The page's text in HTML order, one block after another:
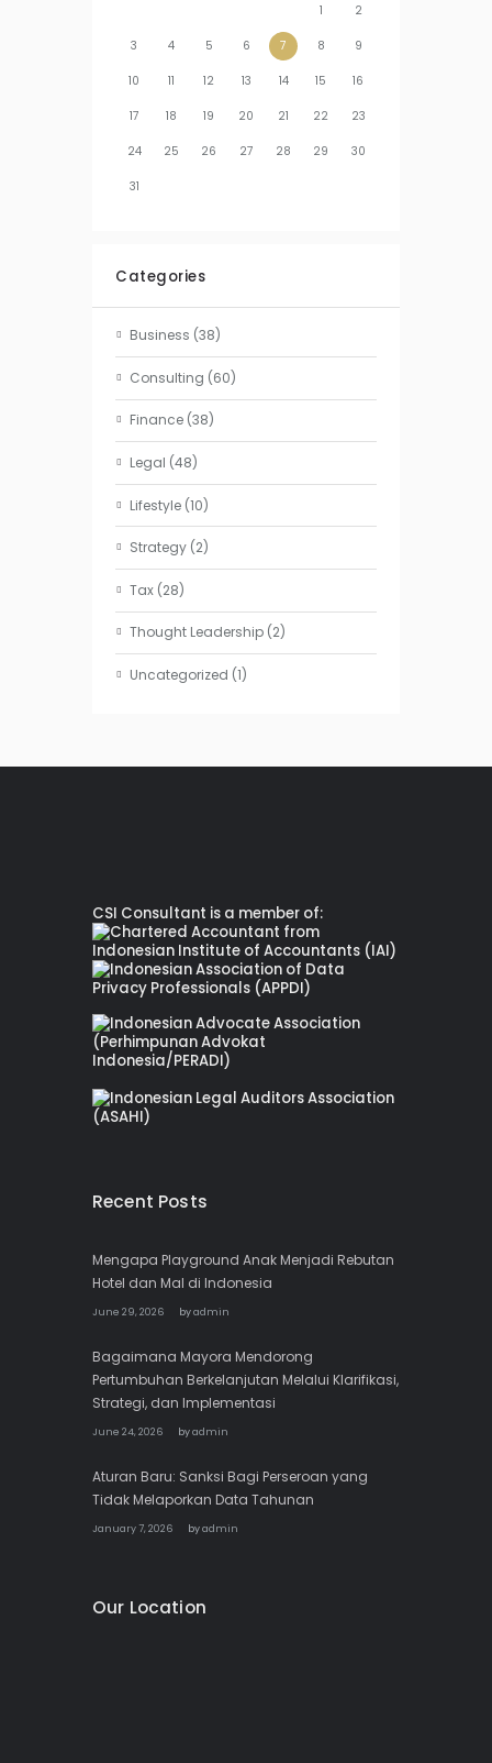
1 2
3 4 5 6 7 8 9
10 11 12 13 14 15 16
17 18 19 20 21 22 23
24 25 26 27 28 29 30
31
Categories
Business (38)
Consulting (60)
Finance (38)
Legal (48)
Lifestyle (10)
Strategy (2)
Tax (28)
Thought Leadership (2)
Uncategorized (1)
CSI Consultant is a member of:
Recent Posts
Mengapa Playground Anak Menjadi Rebutan
Hotel dan Mal di Indonesia
June 29, 2026 byadmin
Bagaimana Mayora Mendorong
Pertumbuhan Berkelanjutan Melalui Klarifikasi,
Strategi, dan Implementasi
June 24, 2026 byadmin
Aturan Baru: Sanksi Bagi Perseroan yang
Tidak Melaporkan Data Tahunan
January 7, 2026 byadmin
Our Location